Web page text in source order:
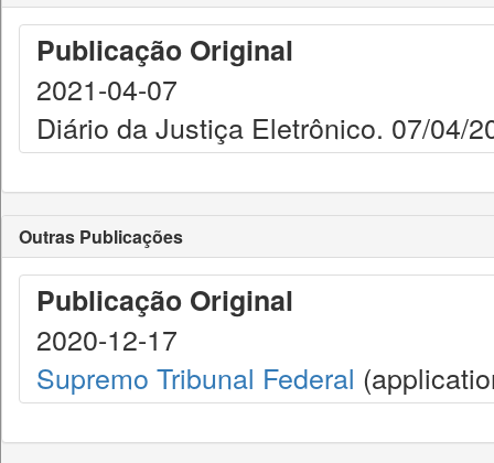
Publicação Original
2021-04-07
Diário da Justiça Eletrônico. 07/04/
Outras Publicações
Publicação Original
2020-12-17
Supremo Tribunal Federal